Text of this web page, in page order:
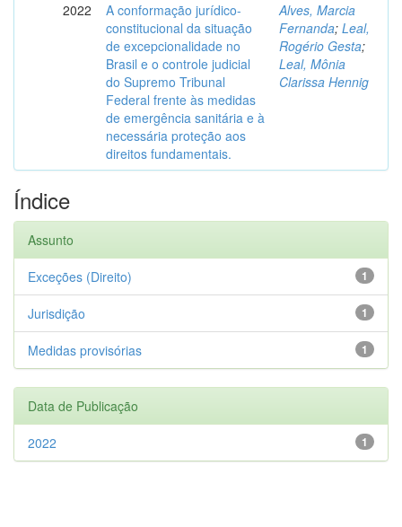
2022
A conformação jurídico-
constitucional da situação
de excepcionalidade no
Brasil e o controle judicial
do Supremo Tribunal
Federal frente às medidas
de emergência sanitária e à
necessária proteção aos
direitos fundamentais.
Alves, Marcia
Fernanda; Leal,
Rogério Gesta;
Leal, Mônia
Clarissa Hennig
Índice
Assunto
1
Exceções (Direito)
1
Jurisdição
1
Medidas provisórias
Data de Publicação
1
2022